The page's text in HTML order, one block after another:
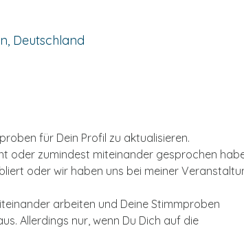
Deutschland
für Dein Profil zu aktualisieren.
oder zumindest miteinander gesprochen
oder wir haben uns bei meiner
arbeiten und Deine Stimmproben
Allerdings nur, wenn Du Dich auf die